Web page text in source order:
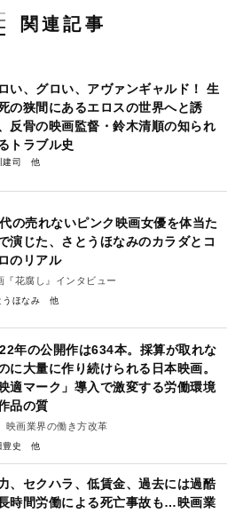
関連記事
い、グロい、アヴァンギャルド！ 生
の狭間にあるエロスの世界へと誘
反骨の映画監督・鈴木清順の知られ
トラブル史
建司
の売れないピンク映画女優を体当た
演じた、さとうほなみのカラダとコ
のリアル
『花腐し』インタビュー
うほなみ
年の公開作は634本。採算が取れな
に大量に作り続けられる日本映画。
映適マーク」導入で激変する労働環境
品の質
画業界の働き方改革
豊史
、セクハラ、低賃金、過去には過酷
時間労働による死亡事故も…映画業